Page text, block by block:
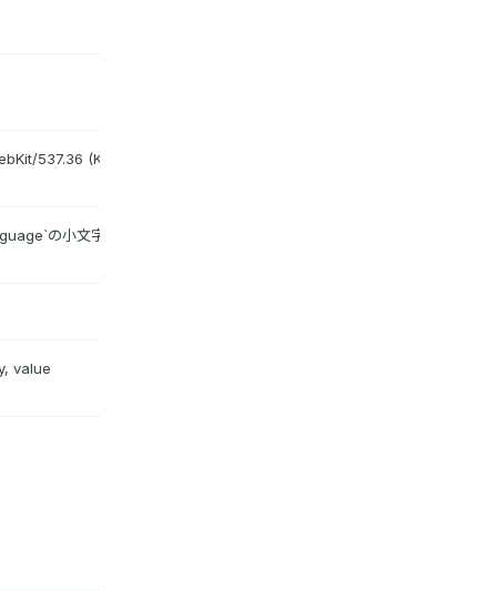
537.36 (KHTML, like Gecko)
の小文字。`ja`、`en`、`en-
value